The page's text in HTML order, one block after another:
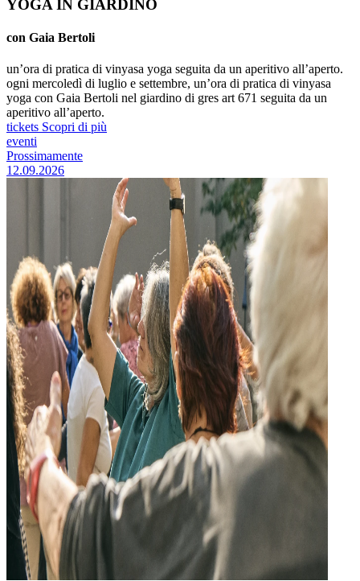
YOGA IN GIARDINO
con Gaia Bertoli
un’ora di pratica di vinyasa yoga seguita da un aperitivo all’aperto.
ogni mercoledì di luglio e settembre, un’ora di pratica di vinyasa
yoga con Gaia Bertoli nel giardino di gres art 671 seguita da un
aperitivo all’aperto.
tickets Scopri di più
eventi
Prossimamente
12.09.2026